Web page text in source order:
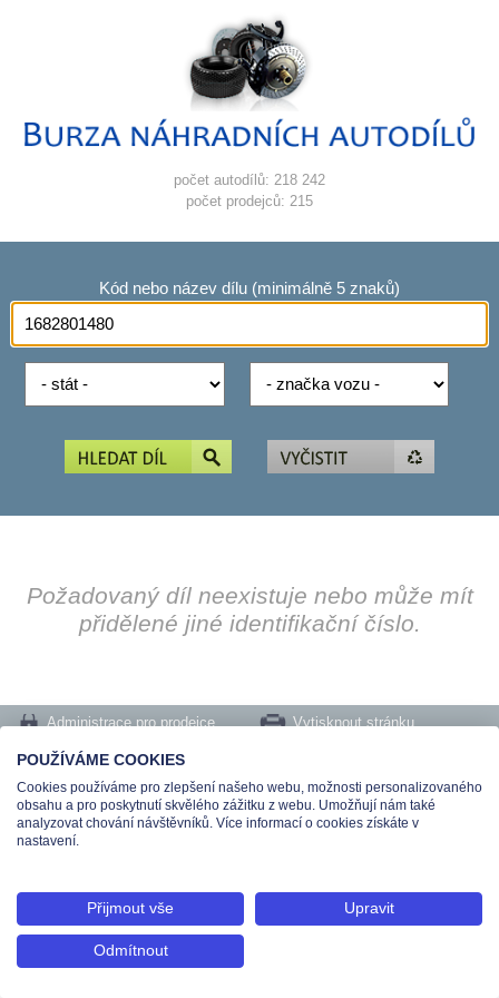
počet autodílů: 218 242
počet prodejců: 215
Kód nebo název dílu (minimálně 5 znaků)
Požadovaný díl neexistuje nebo může mít
přidělené jiné identifikační číslo.
Administrace pro prodejce
Vytisknout stránku
Nastavení cookies
Tel.: +420 491 519 500 | E-mail: helpdesk@teas.cz | Provozovna: tř. T.Bati 299,
763 02 Zlín
© 2026 Teas spol. s r. o., Platnéřská 88/9, 110 00 Praha 1 - Staré Město, IČO:
48906565, DIČ: CZ699008048, Zapsána v OR vedeném u Městského soudu v
POUŽÍVÁME COOKIES
Cookies používáme pro zlepšení našeho webu, možnosti personalizovaného
obsahu a pro poskytnutí skvělého zážitku z webu. Umožňují nám také
analyzovat chování návštěvníků. Více informací o cookies získáte v
nastavení.
Přijmout vše Upravit
Odmítnout